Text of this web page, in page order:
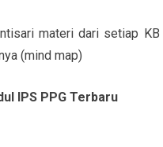
materi dari setiap KB
(mind map)
IPS PPG Terbaru